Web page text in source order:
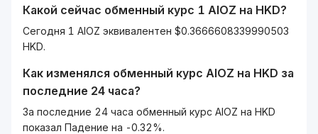
Какой сейчас обменный курс 1 AIOZ на HKD?
Сегодня 1 AIOZ эквивалентен $0.3666608339990503
HKD.
Как изменялся обменный курс AIOZ на HKD за
последние 24 часа?
За последние 24 часа обменный курс AIOZ на HKD
показал Падение на -0.32%.